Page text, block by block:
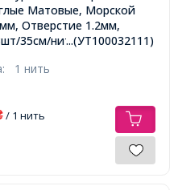
Матовые, Морской
Отверстие 1.2мм,
35см/нить,...(УТ100032111)
1 нить
/ 1 нить